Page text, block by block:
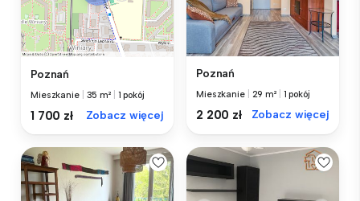
Poznań
Mieszkanie 35 m² 1 pokój
1 700 zł Zobacz więcej
Poznań
Mieszkanie 29 m² 1 pokój
2 200 zł Zobacz więcej